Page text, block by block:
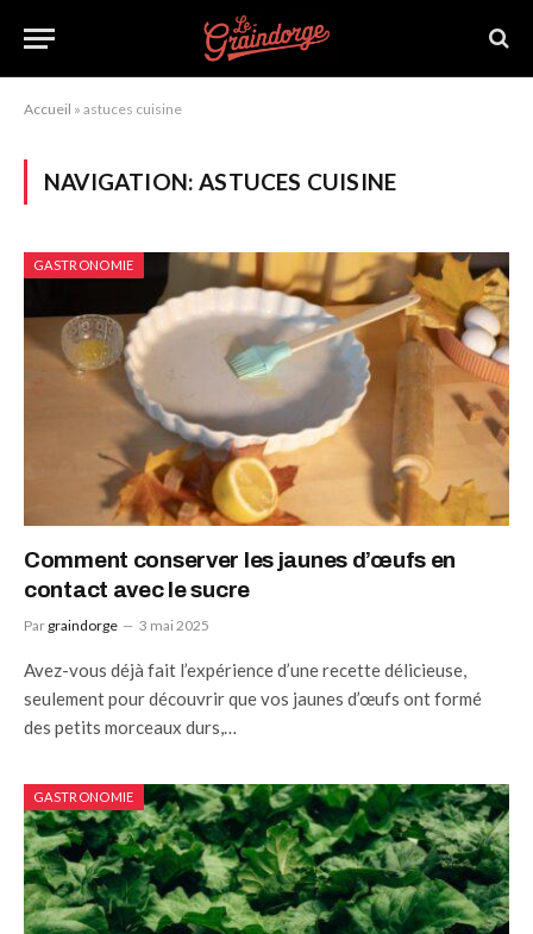
Accueil » astuces cuisine
NAVIGATION:ASTUCES CUISINE
GASTRONOMIE
Comment conserver les jaunes d’œufs en
contact avec le sucre
Par graindorge 3 mai 2025
Avez-vous déjà fait l’expérience d’une recette délicieuse,
seulement pour découvrir que vos jaunes d’œufs ont formé
des petits morceaux durs,…
GASTRONOMIE